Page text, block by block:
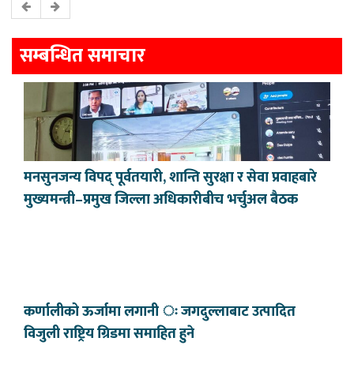
सम्बन्धित समाचार
मनसुनजन्य विपद् पूर्वतयारी, शान्ति सुरक्षा र सेवा प्रवाहबारे
मुख्यमन्त्री–प्रमुख जिल्ला अधिकारीबीच भर्चुअल बैठक
कर्णालीको ऊर्जामा लगानी ः जगदुल्लाबाट उत्पादित
विजुली राष्ट्रिय ग्रिडमा समाहित हुने